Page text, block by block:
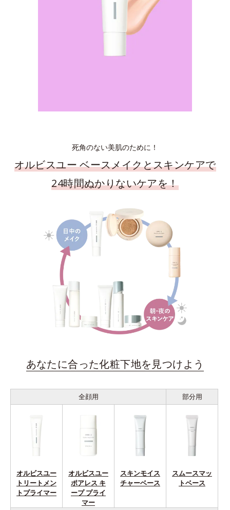
死角のない美肌のために！
オルビスユー ベースメイクとスキンケアで
24時間ぬかりないケアを！
あなたに合った化粧下地を見つけよう
全顔用 部分用
オルビスユー
トリートメン
トプライマー
オルビスユー
ポアレス キ
ープ プライ
マー
スキンモイス
チャーベース
スムースマッ
トベース